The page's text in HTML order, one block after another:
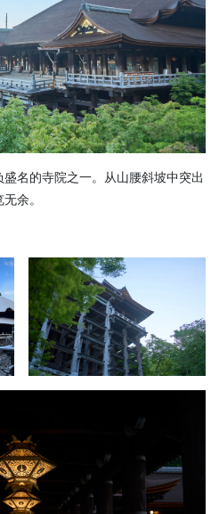
名的寺院之一。从山腰斜坡中突出
余。